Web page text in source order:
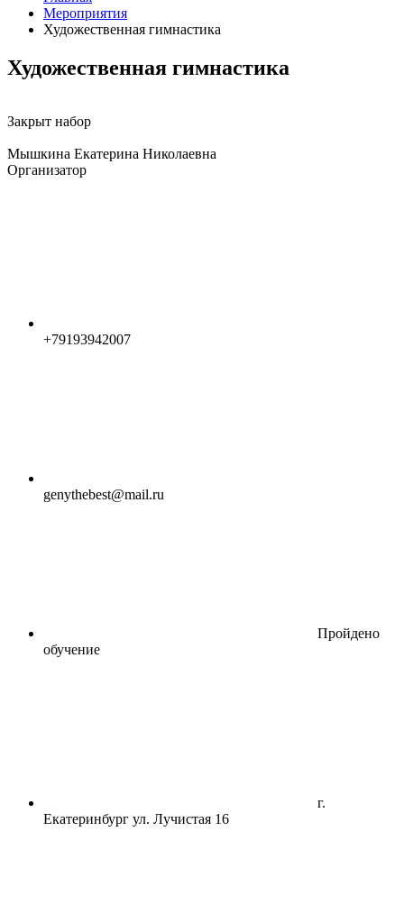
Мероприятия
Художественная гимнастика
Художественная гимнастика
Закрыт набор
Мышкина Екатерина Николаевна
Организатор
+79193942007
genythebest@mail.ru
Пройдено
обучение
г.
Екатеринбург ул. Лучистая 16